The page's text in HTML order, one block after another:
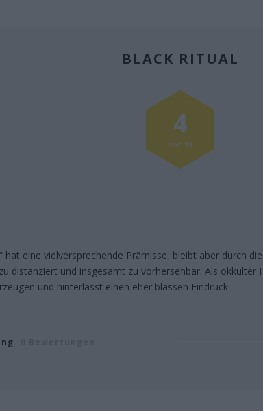
BLACK RITUAL
hat eine vielversprechende Prämisse, bleibt aber durch
distanziert und insgesamt zu vorhersehbar. Als
und hinterlässt einen eher blassen Eindruck
4
von 10